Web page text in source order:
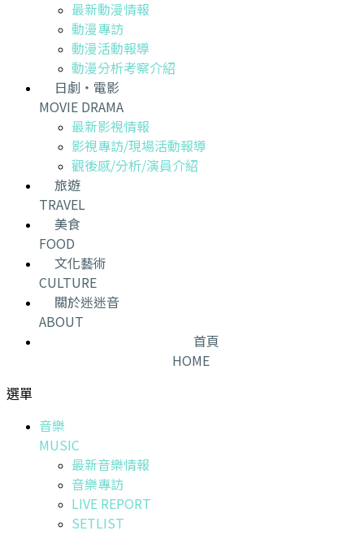
最新動漫情報
動漫專訪
動漫活動報導
動漫分析考察介紹
日劇・電影
MOVIE DRAMA
最新影視情報
影視專訪/現場活動報導
觀後感/分析/演員介紹
旅遊
TRAVEL
美食
FOOD
文化藝術
CULTURE
關於迷迷音
ABOUT
首頁
HOME
選單
音樂
MUSIC
最新音樂情報
音樂專訪
LIVE REPORT
SETLIST